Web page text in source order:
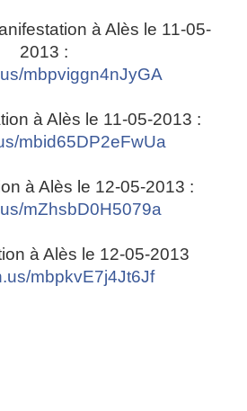
à Alès le 11-05-
2013 :
mbpviggn4nJyGA
à Alès le 11-05-2013 :
mbid65DP2eFwUa
à Alès le 12-05-2013 :
mZhsbD0H5079a
à Alès le 12-05-2013
mbpkvE7j4Jt6Jf